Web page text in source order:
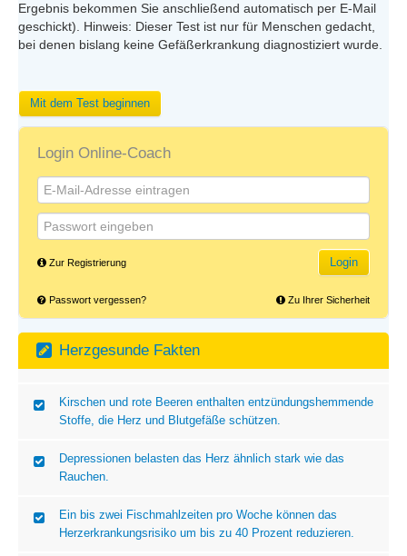
Herzgesund am
Arbeitsplatz
Frauenherzen schlagen
anders
Schütze Dein Herz
Bewegungsmangel
Ungesunde Ernährung
Rauchen
Schlafmangel
Bluthochdruck
Selbst-Check
Ergebnis bekommen Sie anschließend automatisch per E-Mail
geschickt). Hinweis: Dieser Test ist nur für Menschen gedacht,
bei denen bislang keine Gefäßerkrankung diagnostiziert wurde.
Mit dem Test beginnen
Login Online-Coach
Login
Zur Registrierung
Passwort vergessen? Zu Ihrer Sicherheit
Herzgesunde Fakten
Regelmäßiges Training senkt den Bluthochdruck ähnlich wie
manches Medikament.
Kirschen und rote Beeren enthalten entzündungshemmende
Stoffe, die Herz und Blutgefäße schützen.
Depressionen belasten das Herz ähnlich stark wie das
Rauchen.
Ein bis zwei Fischmahlzeiten pro Woche können das
Herzerkrankungsrisiko um bis zu 40 Prozent reduzieren.